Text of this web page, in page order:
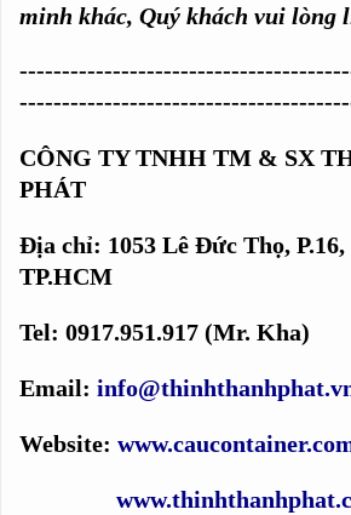
minh khác, Quý khách vui lòng
CÔNG TY TNHH TM & SX
PHÁT
Địa chỉ: 1053 Lê Đức Thọ,
TP.HCM
Tel: 0917.951.917 (Mr. Kha)
Email:
Website: